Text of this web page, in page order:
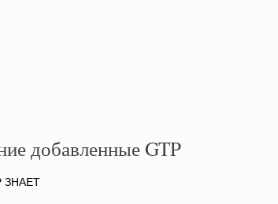
добавленные GTP
ЗНАЕТ